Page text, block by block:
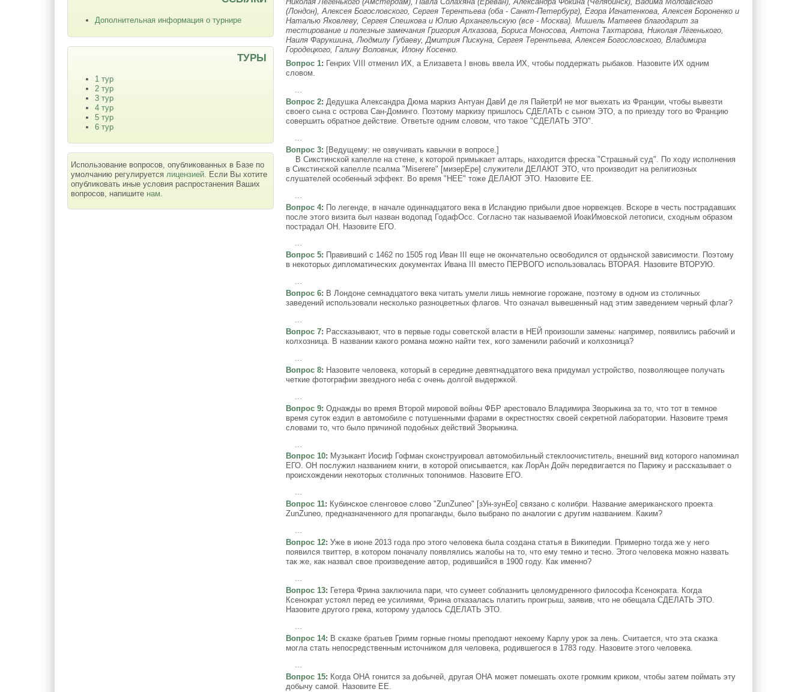
(Лондон), Алексея Богословского, Сергея Терентьева (оба - Санкт-Петербург), Егора Игнатенкова, Алексея Бороненко и
Наталью Яковлеву, Сергея Спешкова и Юлию Архангельскую (все - Москва). Мишель Матвеев благодарит за
тестирование и полезные замечания Григория Алхазова, Бориса Моносова, Антона Тахтарова, Николая Лёгенького,
Наиля Фарукшина, Людмилу Губаеву, Дмитрия Пискуна, Сергея Терентьева, Алексея Богословского, Владимира
Городецкого, Галину Воловник, Илону Косенко.
Вопрос 1: Генрих VIII отменил ИХ, а Елизавета I вновь ввела ИХ, чтобы поддержать рыбаков. Назовите ИХ одним
словом.
Вопрос 2: Дедушка Александра Дюма маркиз Антуан ДавИ де ля ПайетрИ не мог выехать из Франции, чтобы вывезти
своего сына с острова Сан-Доминго. Поэтому маркизу пришлось СДЕЛАТЬ с сыном ЭТО, а по приезду того во Францию
совершить обратное действие. Ответьте одним словом, что такое "СДЕЛАТЬ ЭТО".
Вопрос 3: [Ведущему: не озвучивать кавычки в вопросе.]
В Сикстинской капелле на стене, к которой примыкает алтарь, находится фреска "Страшный суд". По ходу исполнения
в Сикстинской капелле псалма "Miserere" [мизерЕре] служители ДЕЛАЮТ ЭТО, что производит на религиозных
слушателей особенный эффект. Во время "НЕЕ" тоже ДЕЛАЮТ ЭТО. Назовите ЕЕ.
Вопрос 4: По легенде, в начале одиннадцатого века в Исландию прибыли двое норвежцев. Вскоре в честь пострадавших
после этого визита был назван водопад ГодафОсс. Согласно так называемой ИоакИмовской летописи, сходным образом
пострадал ОН. Назовите ЕГО.
...
Вопрос 5: Правивший с 1462 по 1505 год Иван III еще не окончательно освободился от ордынской зависимости. Поэтому
в некоторых дипломатических документах Ивана III вместо ПЕРВОГО использовалась ВТОРАЯ. Назовите ВТОРУЮ.
...
Вопрос 6: В Лондоне семнадцатого века читать умели лишь немногие горожане, поэтому в одном из столичных
заведений использовали несколько разноцветных флагов. Что означал вывешенный над этим заведением черный флаг?
...
Вопрос 7: Рассказывают, что в первые годы советской власти в НЕЙ произошли замены: например, появились рабочий и
колхозница. В названии какого романа можно найти тех, кого заменили рабочий и колхозница?
Вопрос 8: Назовите человека, который в середине девятнадцатого века придумал устройство, позволяющее получать
четкие фотографии звездного неба с очень долгой выдержкой.
Вопрос 9: Однажды во время Второй мировой войны ФБР арестовало Владимира Зворыкина за то, что тот в темное
время суток ездил в автомобиле с потушенными фарами в окрестностях своей секретной лаборатории. Назовите тремя
словами то, что было причиной подобных действий Зворыкина.
Вопрос 10: Музыкант Иосиф Гофман сконструировал автомобильный стеклоочиститель, внешний вид которого напоминал
ЕГО. ОН послужил названием книги, в которой описывается, как ЛорАн Дойч передвигается по Парижу и рассказывает о
происхождении некоторых столичных топонимов. Назовите ЕГО.
...
Вопрос 11: Кубинское сленговое слово "ZunZuneo" [зУн-зунЕо] связано с колибри. Название американского проекта
ZunZuneo, предназначенного для пропаганды, было выбрано по аналогии с другим названием. Каким?
...
Вопрос 12: Уже в июне 2013 года про этого человека была создана статья в Википедии. Примерно тогда же у него
появился твиттер, в котором поначалу появлялись жалобы на то, что ему темно и тесно. Этого человека можно назвать
так же, как назвал свое произведение автор, родившийся в 1900 году. Как именно?
...
Вопрос 13: Гетера Фрина заключила пари, что сумеет соблазнить целомудренного философа Ксенократа. Когда
Ксенократ устоял перед ее усилиями, Фрина отказалась платить проигрыш, заявив, что не обещала СДЕЛАТЬ ЭТО.
Назовите другого грека, которому удалось СДЕЛАТЬ ЭТО.
Вопрос 14: В сказке братьев Гримм горные гномы преподают некоему Карлу урок за лень. Считается, что эта сказка
могла стать непосредственным источником для человека, родившегося в 1783 году. Назовите этого человека.
Вопрос 15: Когда ОНА гонится за добычей, другая ОНА может помешать охоте громким криком, чтобы затем поймать эту
добычу самой. Назовите ЕЕ.
Дополнительная информация о турнире
ТУРЫ
1 тур
2 тур
3 тур
4 тур
5 тур
6 тур
Использование вопросов, опубликованных в Базе по
умолчанию регулируется лицензией . Если Вы хотите
опубликовать иные условия распростанения Ваших
вопросов, напишите нам